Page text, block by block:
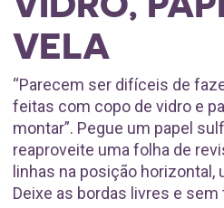
VELA
“Parecem ser difíceis de
feitas com copo de vidro e
montar”. Pegue um papel
reaproveite uma folha de
linhas na posição horizontal,
Deixe as bordas livres e